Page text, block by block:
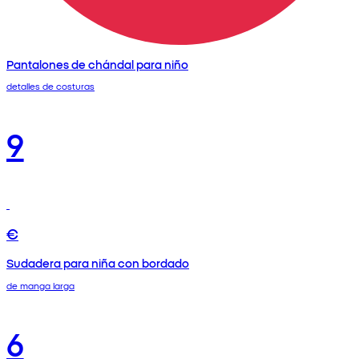
Pantalones de chándal para niño
detalles de costuras
9
€
Sudadera para niña con bordado
de manga larga
6